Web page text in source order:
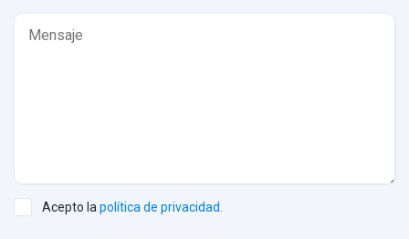
Acepto la política de privacidad.